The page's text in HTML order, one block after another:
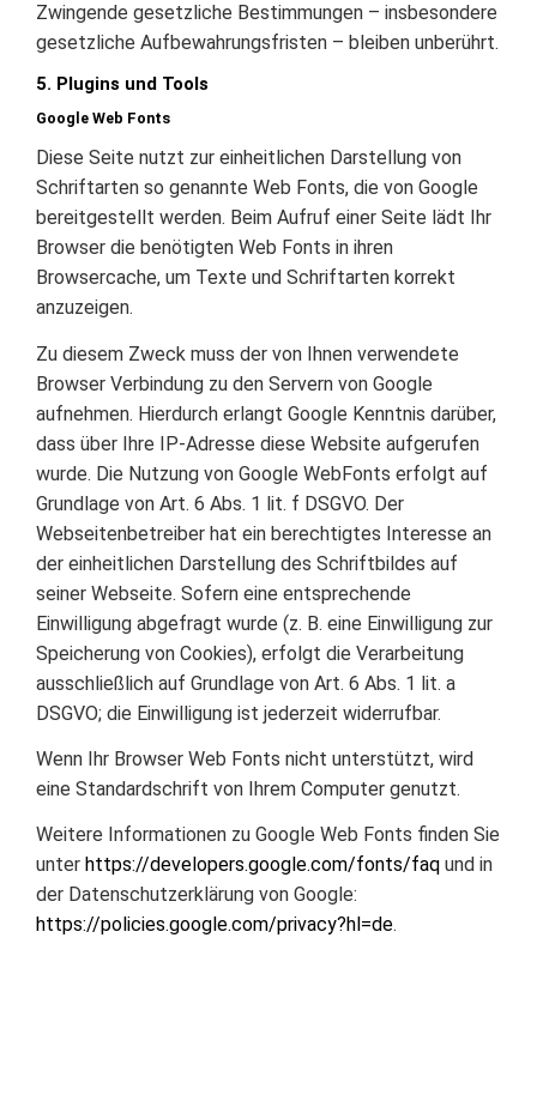
Zwingende gesetzliche Bestimmungen – insbesondere
gesetzliche Aufbewahrungsfristen – bleiben unberührt.
5. Plugins und Tools
Google Web Fonts
Diese Seite nutzt zur einheitlichen Darstellung von
Schriftarten so genannte Web Fonts, die von Google
bereitgestellt werden. Beim Aufruf einer Seite lädt Ihr
Browser die benötigten Web Fonts in ihren
Browsercache, um Texte und Schriftarten korrekt
anzuzeigen.
Zu diesem Zweck muss der von Ihnen verwendete
Browser Verbindung zu den Servern von Google
aufnehmen. Hierdurch erlangt Google Kenntnis darüber,
dass über Ihre IP-Adresse diese Website aufgerufen
wurde. Die Nutzung von Google WebFonts erfolgt auf
Grundlage von Art. 6 Abs. 1 lit. f DSGVO. Der
Webseitenbetreiber hat ein berechtigtes Interesse an
der einheitlichen Darstellung des Schriftbildes auf
seiner Webseite. Sofern eine entsprechende
Einwilligung abgefragt wurde (z. B. eine Einwilligung zur
Speicherung von Cookies), erfolgt die Verarbeitung
ausschließlich auf Grundlage von Art. 6 Abs. 1 lit. a
DSGVO; die Einwilligung ist jederzeit widerrufbar.
Wenn Ihr Browser Web Fonts nicht unterstützt, wird
eine Standardschrift von Ihrem Computer genutzt.
Weitere Informationen zu Google Web Fonts finden Sie
unter https://developers.google.com/fonts/faq und in
der Datenschutzerklärung von Google:
https://policies.google.com/privacy?hl=de.